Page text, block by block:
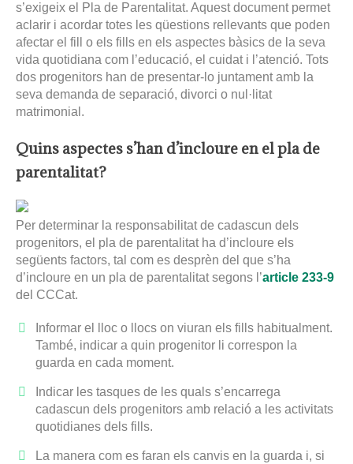
s’exigeix el Pla de Parentalitat. Aquest document permet
aclarir i acordar totes les qüestions rellevants que poden
afectar el fill o els fills en els aspectes bàsics de la seva
vida quotidiana com l’educació, el cuidat i l’atenció. Tots
dos progenitors han de presentar-lo juntament amb la
seva demanda de separació, divorci o nul·litat
matrimonial.
Quins aspectes s’han d’incloure en el pla de
parentalitat?
Per determinar la responsabilitat de cadascun dels
progenitors, el pla de parentalitat ha d’incloure els
següents factors, tal com es desprèn del que s’ha
d’incloure en un pla de parentalitat segons l’article 233-9
del CCCat.
Informar el lloc o llocs on viuran els fills habitualment.
També, indicar a quin progenitor li correspon la
guarda en cada moment.
Indicar les tasques de les quals s’encarrega
cadascun dels progenitors amb relació a les activitats
quotidianes dels fills.
La manera com es faran els canvis en la guarda i, si